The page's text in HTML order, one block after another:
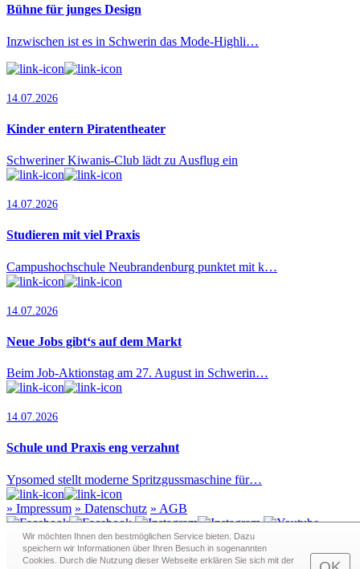
Bühne für junges Design
Inzwischen ist es in Schwerin das Mode-Highli…
14.07.2026
Kinder entern Piratentheater
Schweriner Kiwanis-Club lädt zu Ausflug ein
14.07.2026
Studieren mit viel Praxis
Campushochschule Neubrandenburg punktet mit k…
14.07.2026
Neue Jobs gibt‘s auf dem Markt
Beim Job-Aktionstag am 27. August in Schwerin…
14.07.2026
Schule und Praxis eng verzahnt
Ypsomed stellt moderne Spritzgussmaschine für…
» Impressum » Datenschutz » AGB
Redaktion · Graf-Schack-Alle 8 · 19053 Schwerin
Wir möchten Ihnen den bestmöglichen Service bieten. Dazu
speichern wir Informationen über Ihren Besuch in sogenann­ten
Cookies. Durch die Nutzung dieser Webseite erklären Sie sich mit der